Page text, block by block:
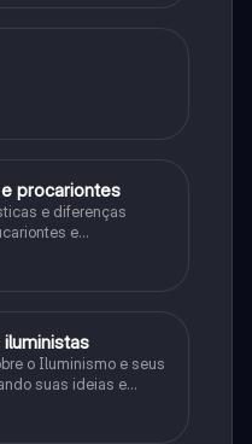
procariontes
e diferenças
e
o Iluminismo e seus
suas ideias e